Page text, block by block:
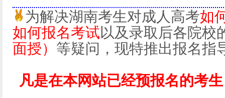
为解决湖南考生对成人高考如
如何报名考试以及录取后各院校
面授） 等疑问，现特推出报名指
凡是在本网站已经预报名的考